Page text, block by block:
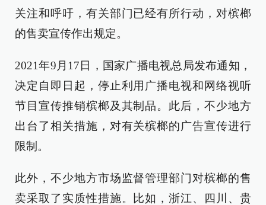
关注和呼吁，有关部门已经有所行动，对槟榔
的售卖宣传作出规定。
2021年9月17日，国家广播电视总局发布通知，
决定自即日起，停止利用广播电视和网络视听
节目宣传推销槟榔及其制品。此后，不少地方
出台了相关措施，对有关槟榔的广告宣传进行
限制。
此外，不少地方市场监督管理部门对槟榔的售
卖采取了实质性措施。比如，浙江、四川、贵